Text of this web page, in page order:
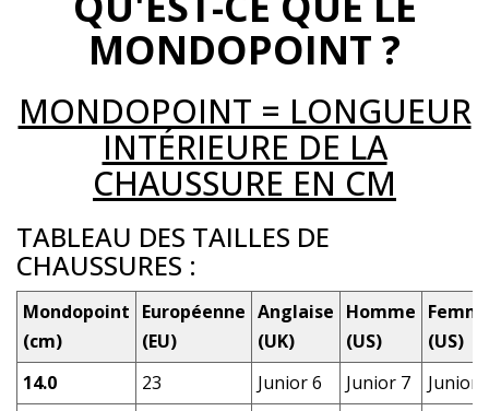
MONDOPOINT ?
MONDOPOINT = LONGUEUR
INTÉRIEURE DE LA
CHAUSSURE EN CM
TABLEAU DES TAILLES DE
CHAUSSURES :
Mondopoint
(cm)
Européenne
(EU)
Anglaise
(UK)
Homme
(US)
(US)
14.0
23 Junior 6 Junior 7
Junior